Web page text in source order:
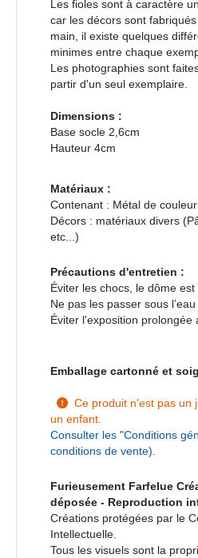
Les fioles sont à caractère
car les décors sont
main, il existe quelques
minimes entre chaque
Les photographies sont
partir d'un seul exemplaire.
Dimensions :
Base socle 2,6cm
Hauteur 4cm
Matériaux :
Contenant : Métal de
Décors : matériaux divers
etc...)
Précautions d'entretien :
Éviter les chocs, le dôme est
Ne pas les passer sous
Éviter l'exposition prolongée
Emballage cartonné et
 Ce produit n'est pas un
un enfant.
Consulter les "Conditions
conditions de vente).
Furieusement Farfelue
déposée - Reproduction
Créations protégées par le
Intellectuelle.
Tous les visuels sont la